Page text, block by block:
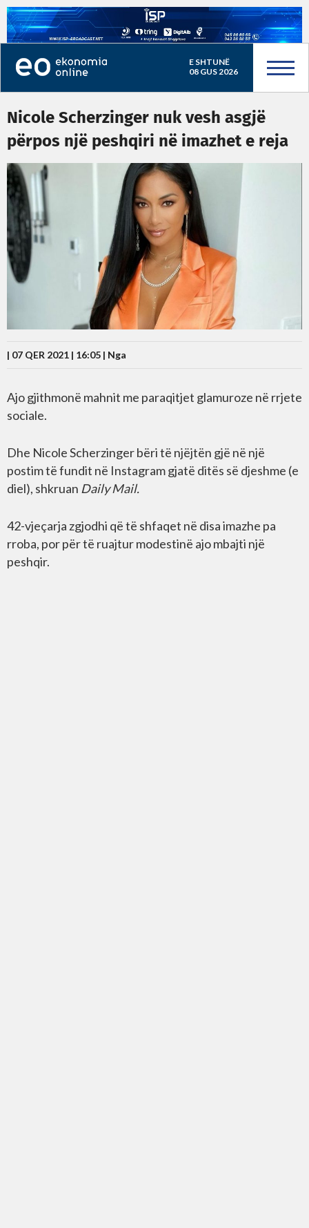
E SHTUNË
08 GUS 2026
Nicole Scherzinger nuk vesh asgjë
përpos një peshqiri në imazhet e reja
| 07 QER 2021 | 16:05 | Nga
Ajo gjithmonë mahnit me paraqitjet glamuroze në rrjete
sociale.
Dhe Nicole Scherzinger bëri të njëjtën gjë në një
postim të fundit në Instagram gjatë ditës së djeshme (e
diel), shkruan Daily Mail.
42-vjeçarja zgjodhi që të shfaqet në disa imazhe pa
rroba, por për të ruajtur modestinë ajo mbajti një
peshqir.